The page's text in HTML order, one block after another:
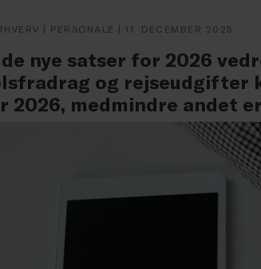
| PERSONALE | 11. DECEMBER 2025
nye satser for 2026
og rejseudgifter
2026, medmindre andet